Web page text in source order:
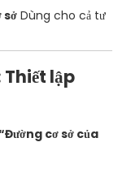
sởDùng cho cả tư
lập
cơ sở của